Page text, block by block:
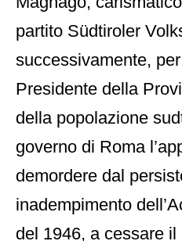
partito Südtiroler
successivamente,
Presidente della
della popolazione
governo di Roma
demordere dal
inadempimento
del 1946, a cessare il